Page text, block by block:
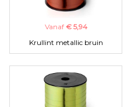
Vanaf € 5,94
Krullint metallic bruin